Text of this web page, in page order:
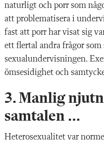
naturligt och porr som
att problematisera i
fast att porr har visat sig
ett flertal andra frågor som
sexualundervisningen.
ömsesidighet och
3. Manlig
samtalen …
Heterosexualitet var